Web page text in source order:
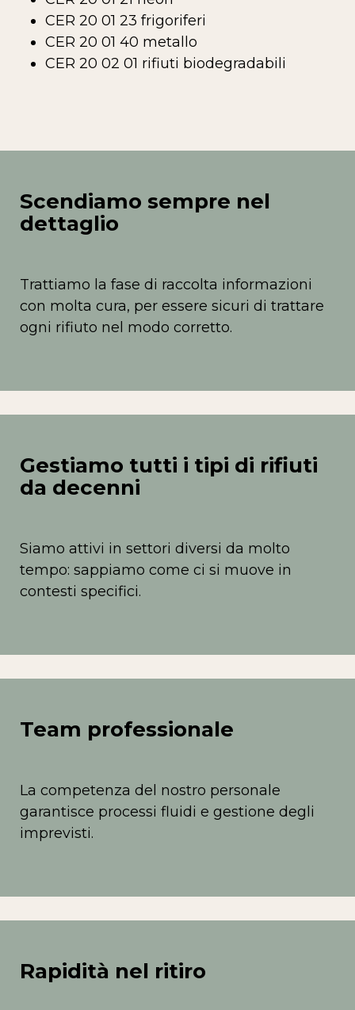
CER 20 01 23 frigoriferi
CER 20 01 40 metallo
CER 20 02 01 rifiuti biodegradabili
Scendiamo sempre nel
dettaglio
Trattiamo la fase di raccolta informazioni
con molta cura, per essere sicuri di trattare
ogni rifiuto nel modo corretto.
Gestiamo tutti i tipi di rifiuti
da decenni
Siamo attivi in settori diversi da molto
tempo: sappiamo come ci si muove in
contesti specifici.
Team professionale
La competenza del nostro personale
garantisce processi fluidi e gestione degli
imprevisti.
Rapidità nel ritiro